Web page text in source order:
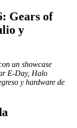
Gears of
y
un showcase
E-Day, Halo
y hardware de